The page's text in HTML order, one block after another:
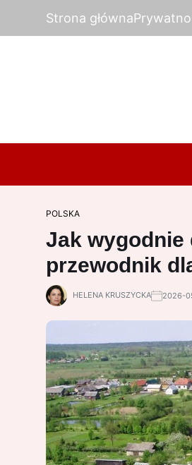
Strona główna
POLSKA
Jak wygodnie
przewodnik
HELENA KRUSZYCKA 2026-